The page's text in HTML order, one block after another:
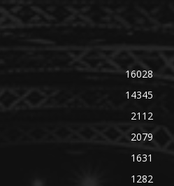
16028
14345
2112
2079
1631
1282